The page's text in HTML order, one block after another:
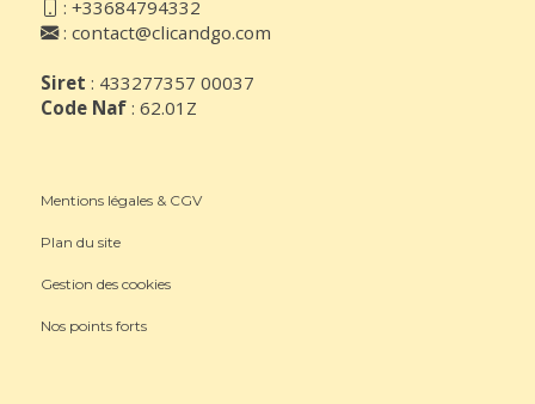
: +33684794332
: contact@clicandgo.com
Siret : 433277357 00037
Code Naf : 62.01Z
Mentions légales & CGV
Plan du site
Gestion des cookies
Nos points forts